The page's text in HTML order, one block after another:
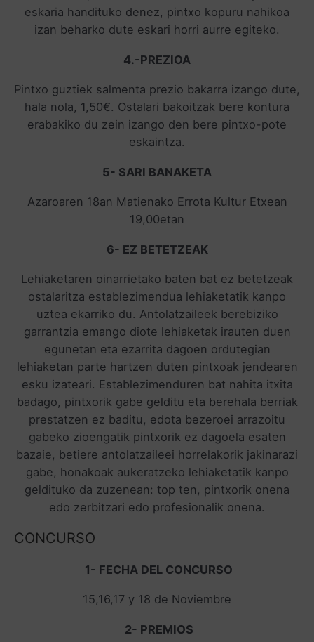
eskaria handituko denez, pintxo kopuru nahikoa
izan beharko dute eskari horri aurre egiteko.
4.-PREZIOA
Pintxo guztiek salmenta prezio bakarra izango dute,
hala nola, 1,50€. Ostalari bakoitzak bere kontura
erabakiko du zein izango den bere pintxo-pote
eskaintza.
5- SARI BANAKETA
Azaroaren 18an Matienako Errota Kultur Etxean
19,00etan
6- EZ BETETZEAK
Lehiaketaren oinarrietako baten bat ez betetzeak
ostalaritza establezimendua lehiaketatik kanpo
uztea ekarriko du. Antolatzaileek berebiziko
garrantzia emango diote lehiaketak irauten duen
egunetan eta ezarrita dagoen ordutegian
lehiaketan parte hartzen duten pintxoak jendearen
esku izateari. Establezimenduren bat nahita itxita
badago, pintxorik gabe gelditu eta berehala berriak
prestatzen ez baditu, edota bezeroei arrazoitu
gabeko zioengatik pintxorik ez dagoela esaten
bazaie, betiere antolatzaileei horrelakorik jakinarazi
gabe, honakoak aukeratzeko lehiaketatik kanpo
geldituko da zuzenean: top ten, pintxorik onena
edo zerbitzari edo profesionalik onena.
CONCURSO
1- FECHA DEL CONCURSO
15,16,17 y 18 de Noviembre
2- PREMIOS